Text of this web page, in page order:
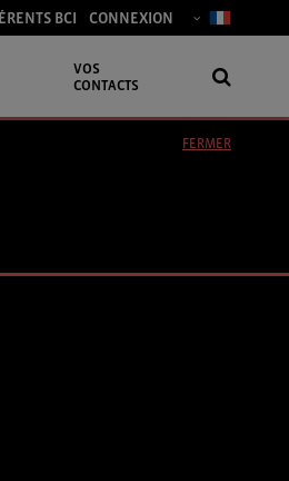
BCI CONNEXION
VOS
CONTACTS
FERMER